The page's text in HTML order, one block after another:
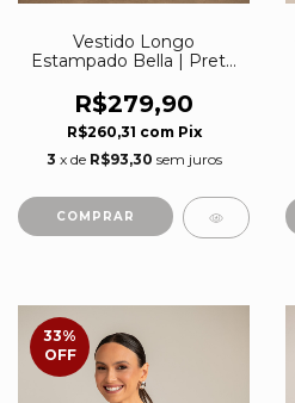
Vestido Longo
Estampado Bella | Preto
R$279,90
R$260,31 com Pix
3 x de R$93,30 sem juros
COMPRAR
33%
OFF